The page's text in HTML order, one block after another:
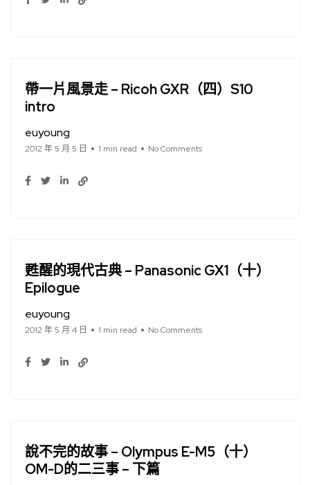
帶一片風景走 – Ricoh GXR（四）S10
intro
euyoung
2012 年 5 月 5 日 1 min read No Comments
甦醒的現代古典 – Panasonic GX1（十）
Epilogue
euyoung
2012 年 5 月 4 日 1 min read No Comments
說不完的故事 – Olympus E-M5（十）
OM-D的二三事 – 下篇